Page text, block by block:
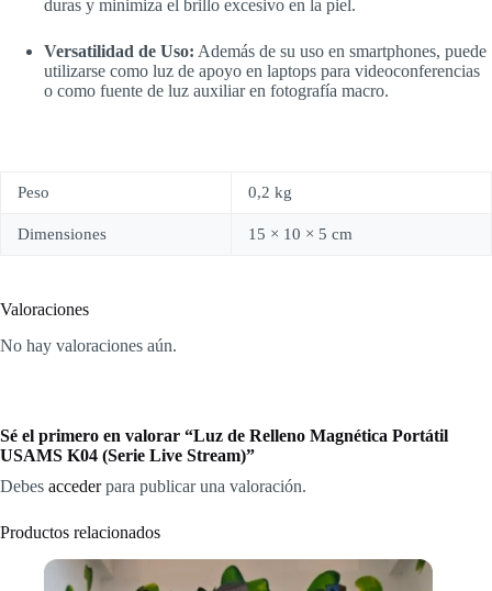
duras y minimiza el brillo excesivo en la piel.
Versatilidad de Uso: Además de su uso en smartphones, puede
utilizarse como luz de apoyo en laptops para videoconferencias
o como fuente de luz auxiliar en fotografía macro.
Peso 0,2 kg
Dimensiones 15 × 10 × 5 cm
Valoraciones
No hay valoraciones aún.
Sé el primero en valorar “Luz de Relleno Magnética Portátil
USAMS K04 (Serie Live Stream)”
Debes accederpara publicar una valoración.
Productos relacionados